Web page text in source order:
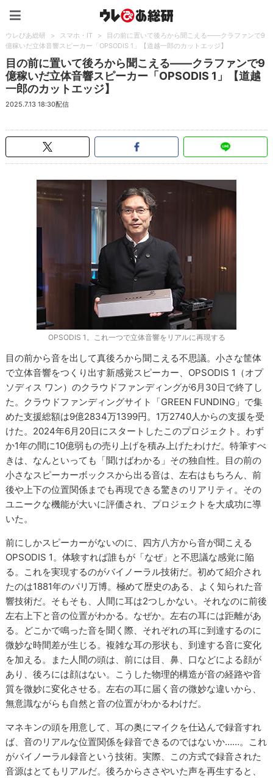
ウレぴあ総研 > スマホ・IT >
目の前に置いて後ろから聞こえる――クラファンで9
億稼いだ立体音響スピーカー「OPSODIS 1」【道越一郎のカットエッジ】
目の前に置いて後ろから聞こえる――クラファンで9
億稼いだ立体音響スピーカー「OPSODIS 1」【道越
一郎のカットエッジ】
2025.7.13 18:30配信
OPSODIS 1。これ一つで立体音響をリアルに再現する
目の前から音を出して真後ろから聞こえる不思議。小さな筐体
で立体音響をつくり出す新感覚スピーカー、OPSODIS 1（オプ
ソディス ワン）のクラウドファンディングが6月30日で終了し
た。クラウドファンディングサイト「GREEN FUNDING」で集
めた支援総額は9億2834万1399円。1万2740人からの支援を受
けた。2024年6月20日にスタートしたこのプロジェクト。わず
か1年の間に10億弱もの売り上げを積み上げたわけだ。特筆すべ
きは、なんといっても「聞けばわかる」その独自性。目の前の
小さなスピーカーボックスから出る音は、左右はもちろん、前
後や上下の位置関係までも再現できる驚きのリアリティ。その
ユニークな機能が大いに評価され、プロジェクトを大成功に導
いた。
前にしかスピーカーがないのに、四方八方から音が聞こえる
OPSODIS 1。体験すれば誰もが「なぜ」と不思議な感覚に陥
る。これを実現するのがバイノーラル技術だ。初めて紹介され
たのは1881年のパリ万博。極めて歴史のある、よく知られた音
響技術だ。そもそも、人間に耳は2つしかない。それなのに前後
左右上下と音の位置がわかる。なぜか。左右の耳には距離があ
る。どこかで鳴った音を聞く際、それぞれの耳に到達するのに
微妙な時間差が生じる。複雑な耳の形状も、到達する音に変化
を加える。また人間の頭は、前には目、鼻、口などによる顔が
あり、後ろには顔はない。こうした物理的構造が音の経路や音
質を微妙に変化させる。左右の耳に届く音の微妙な違いから、
無意識ながらも自然と音の位置がわかるわけだ。
マネキンの頭を用意して、耳の奥にマイクを仕込んで録音すれ
ば、音のリアルな位置関係を録音できるのではないか……。これ
がバイノーラル録音という技術。実際、この方式で録音された
音源はとてもリアルだ。後ろからささやいた声を再生すると、